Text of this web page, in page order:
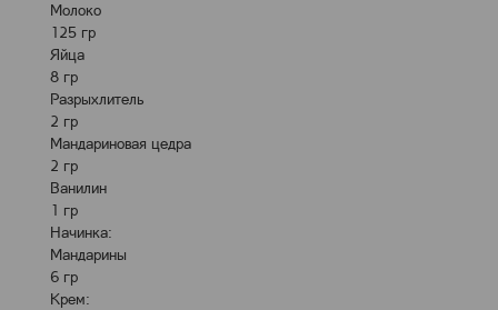
Молоко
125 гр
Яйца
8 гр
Разрыхлитель
2 гр
Мандариновая цедра
2 гр
Ванилин
1 гр
Начинка:
Мандарины
6 гр
Крем: